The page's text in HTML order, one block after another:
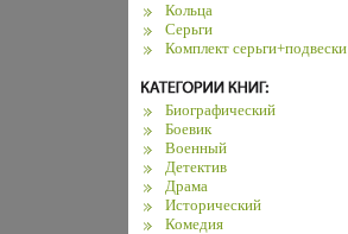
Кольца
Серьги
Комплект серьги+подвески
Биографический
Боевик
Военный
Детектив
Драма
Исторический
Комедия